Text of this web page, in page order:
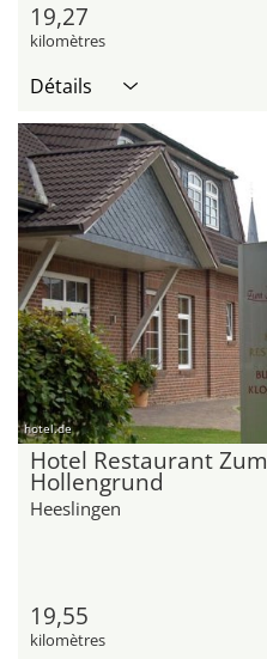
19,27
kilomètres
Détails
hotel.de
Hotel Restaurant Zum
Hollengrund
Heeslingen
19,55
kilomètres